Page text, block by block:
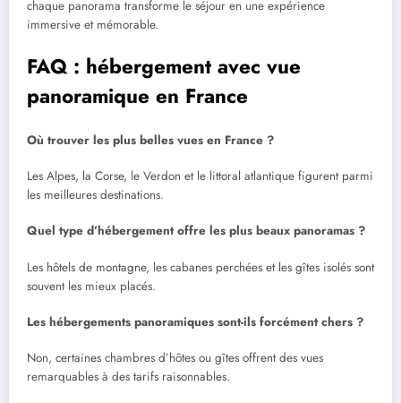
chaque panorama transforme le séjour en une expérience
immersive et mémorable.
FAQ : hébergement avec vue
panoramique en France
Où trouver les plus belles vues en France ?
Les Alpes, la Corse, le Verdon et le littoral atlantique figurent parmi
les meilleures destinations.
Quel type d’hébergement offre les plus beaux panoramas ?
Les hôtels de montagne, les cabanes perchées et les gîtes isolés sont
souvent les mieux placés.
Les hébergements panoramiques sont-ils forcément chers ?
Non, certaines chambres d’hôtes ou gîtes offrent des vues
remarquables à des tarifs raisonnables.